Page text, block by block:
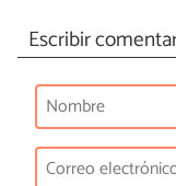
Escribir